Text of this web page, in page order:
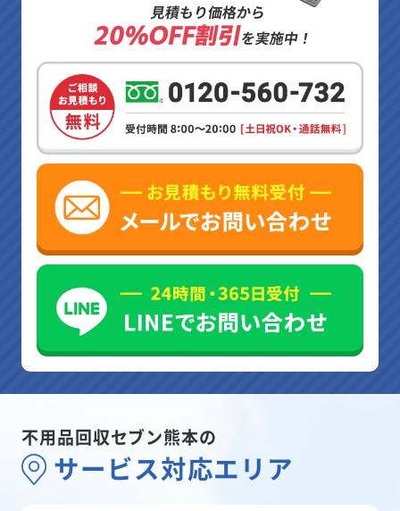
見積もり価格から
20%OFF割引を実施中！
不用品回収セブン熊本の
サービス対応エリア